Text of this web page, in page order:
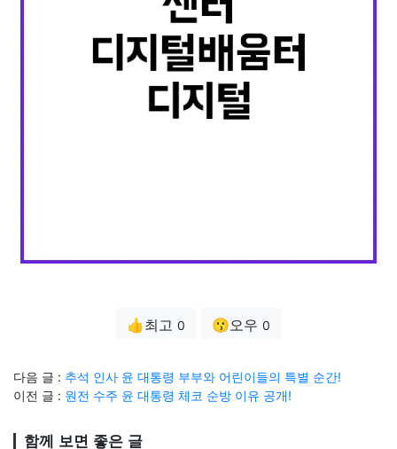
👍최고 0 😗오우 0
다음 글 : 추석 인사 윤 대통령 부부와 어린이들의 특별 순간!
이전 글 : 원전 수주 윤 대통령 체코 순방 이유 공개!
함께 보면 좋은 글